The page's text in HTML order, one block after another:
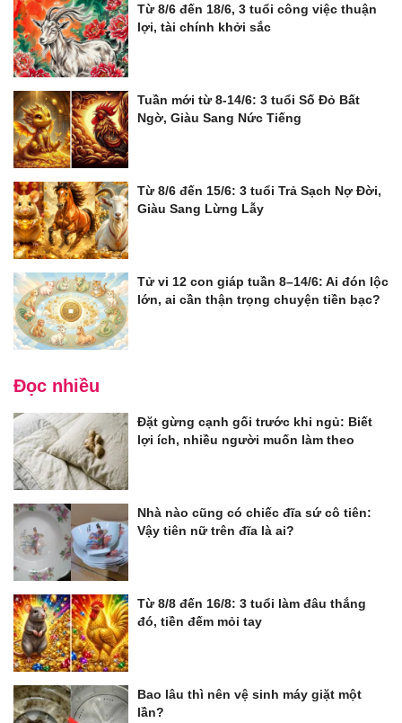
Từ 8/6 đến 18/6, 3 tuổi công việc thuận
lợi, tài chính khởi sắc
Tuần mới từ 8-14/6: 3 tuổi Số Đỏ Bất
Ngờ, Giàu Sang Nức Tiếng
Từ 8/6 đến 15/6: 3 tuổi Trả Sạch Nợ Đời,
Giàu Sang Lừng Lẫy
Tử vi 12 con giáp tuần 8–14/6: Ai đón lộc
lớn, ai cần thận trọng chuyện tiền bạc?
Đọc nhiều
Đặt gừng cạnh gối trước khi ngủ: Biết
lợi ích, nhiều người muốn làm theo
Nhà nào cũng có chiếc đĩa sứ cô tiên:
Vậy tiên nữ trên đĩa là ai?
Từ 8/8 đến 16/8: 3 tuổi làm đâu thắng
đó, tiền đếm mỏi tay
Bao lâu thì nên vệ sinh máy giặt một
lần?